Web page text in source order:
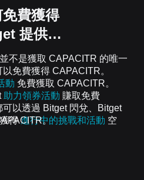
費獲得
提供…
不是獲取 CAPACITR 的唯一
免費獲得 CAPACITR。
動 免費獲取 CAPACITR。
助力領券活動 賺取免費
得進行中的挑戰和活動 空
以透過 Bitget 閃兌、Bitget
。